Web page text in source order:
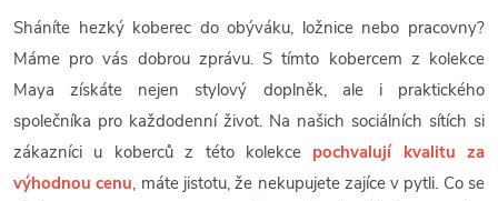
Sháníte hezký koberec do obýváku, ložnice nebo pracovny?
Máme pro vás dobrou zprávu. S tímto kobercem z kolekce
Maya získáte nejen stylový doplněk, ale i praktického
společníka pro každodenní život. Na našich sociálních sítích si
zákazníci u koberců z této kolekce pochvalují kvalitu za
výhodnou cenu, máte jistotu, že nekupujete zajíce v pytli. Co se